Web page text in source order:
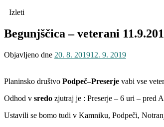
Izleti
Begunjščica – veterani
Objavljeno dne 20. 8. 201912. 9. 2019
Planinsko društvo Podpeč–Preserje vabi vse
Odhod v sredo zjutraj je : Preserje – 6 uri – pred
Ustavili se bomo tudi v Kamniku, Podpeči,